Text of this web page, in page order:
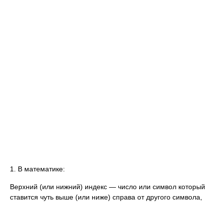
1. В математике:
Верхний (или нижний) индекс — число или символ который
ставится чуть выше (или ниже) справа от другого символа,